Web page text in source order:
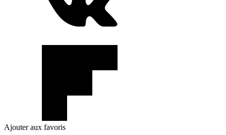
Ajouter aux favoris